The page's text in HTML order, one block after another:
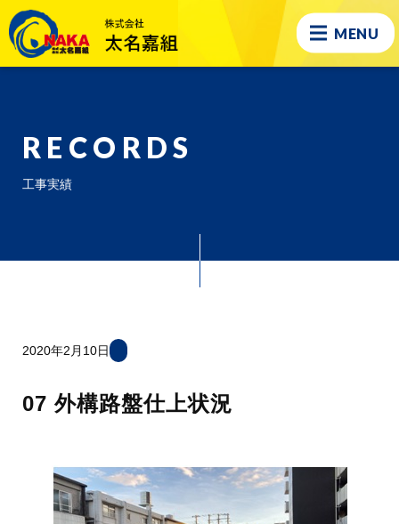
MENU
RECORDS
工事実績
2020年2月10日
07 外構路盤仕上状況